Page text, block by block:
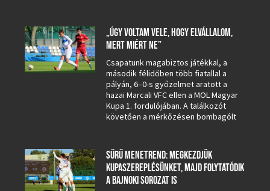
„ÚGY VOLTAM VELE, HOGY ELVÁLLALOM,
MERT MIÉRT NE”
Csapatunk magabiztos játékkal, a
második félidőben több fiatallal a
pályán, 6–0-s győzelmet aratott a
hazai Marcali VFC ellen a MOL Magyar
Kupa 1. fordulójában. A találkozót
követően a mérkőzésen bombagólt
SŰRŰ MENETREND: MEGKEZDJÜK
KUPASZEREPLÉSÜNKET, MAJD FOLYTATÓDIK
A BAJNOKI SOROZAT IS